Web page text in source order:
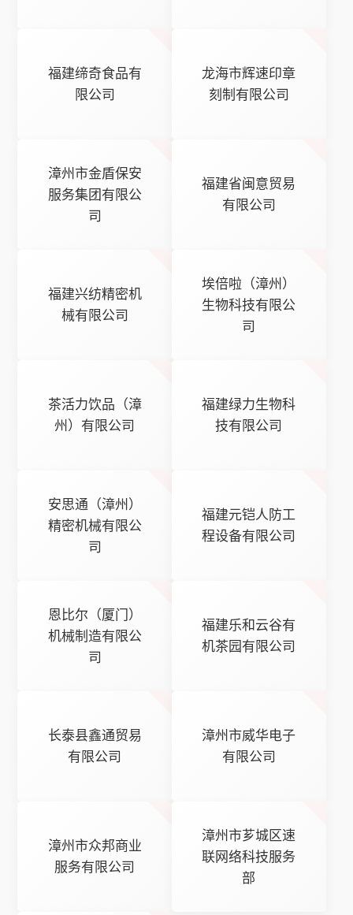
福建缔奇食品有
限公司
龙海市辉速印章
刻制有限公司
漳州市金盾保安
服务集团有限公
司
福建省闽意贸易
有限公司
福建兴纺精密机
械有限公司
埃倍啦（漳州）
生物科技有限公
司
茶活力饮品（漳
州）有限公司
福建绿力生物科
技有限公司
安思通（漳州）
精密机械有限公
司
福建元铠人防工
程设备有限公司
恩比尔（厦门）
机械制造有限公
司
福建乐和云谷有
机茶园有限公司
长泰县鑫通贸易
有限公司
漳州市威华电子
有限公司
漳州市众邦商业
服务有限公司
漳州市芗城区速
联网络科技服务
部